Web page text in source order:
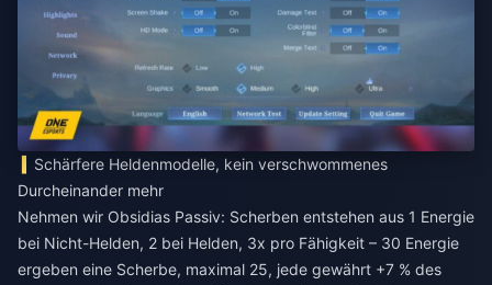
Schärfere Heldenmodelle, kein verschwommenes
Durcheinander mehr
Nehmen wir Obsidias Passiv: Scherben entstehen aus 1 Energie
bei Nicht-Helden, 2 bei Helden, 3x pro Fähigkeit – 30 Energie
ergeben eine Scherbe, maximal 25, jede gewährt +7 % des